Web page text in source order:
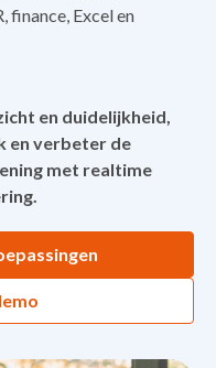
finance, Excel en
en duidelijkheid,
en verbeter de
met realtime